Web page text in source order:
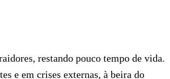
restando pouco tempo de vida.
e em crises externas, à beira do